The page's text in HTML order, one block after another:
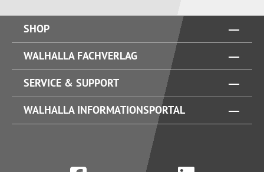
SHOP
WALHALLA FACHVERLAG
SERVICE & SUPPORT
WALHALLA INFORMATIONSPORTAL